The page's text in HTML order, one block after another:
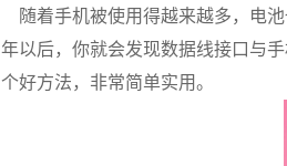
随着手机被使用得越来越多，电
年以后，你就会发现数据线接口与
个好方法，非常简单实用。